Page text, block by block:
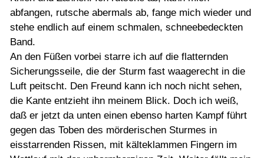
abfangen, rutsche abermals ab, fange mich wieder und
stehe endlich auf einem schmalen, schneebedeckten
Band.
An den Füßen vorbei starre ich auf die flatternden
Sicherungsseile, die der Sturm fast waagerecht in die
Luft peitscht. Den Freund kann ich noch nicht sehen,
die Kante entzieht ihn meinem Blick. Doch ich weiß,
daß er jetzt da unten einen ebenso harten Kampf führt
gegen das Toben des mörderischen Sturmes in
eisstarrenden Rissen, mit kälteklammen Fingern im